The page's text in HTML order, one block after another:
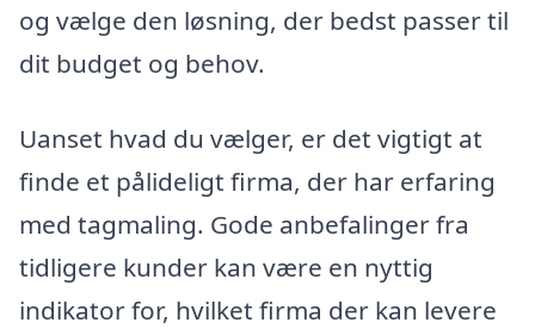
og vælge den løsning, der bedst passer til
dit budget og behov.
Uanset hvad du vælger, er det vigtigt at
finde et pålideligt firma, der har erfaring
med tagmaling. Gode anbefalinger fra
tidligere kunder kan være en nyttig
indikator for, hvilket firma der kan levere